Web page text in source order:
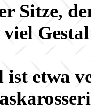
Sitze,
ist etwa